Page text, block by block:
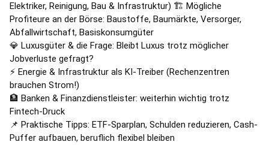
Elektriker, Reinigung, Bau & Infrastruktur) 🏗️ Mögliche
Profiteure an der Börse: Baustoffe, Baumärkte, Versorger,
Abfallwirtschaft, Basiskonsumgüter
💎 Luxusgüter & die Frage: Bleibt Luxus trotz möglicher
Jobverluste gefragt?
⚡ Energie & Infrastruktur als KI-Treiber (Rechenzentren
brauchen Strom!)
🏦 Banken & Finanzdienstleister: weiterhin wichtig trotz
Fintech-Druck
📌 Praktische Tipps: ETF-Sparplan, Schulden reduzieren, Cash-
Puffer aufbauen, beruflich flexibel bleiben